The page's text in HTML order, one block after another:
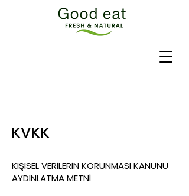
KVKK
KİŞİSEL VERİLERİN KORUNMASI KANUNU
AYDINLATMA METNİ